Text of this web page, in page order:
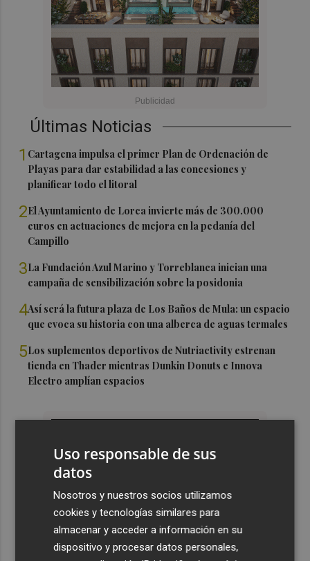
Últimas Noticias
1 Cartagena impulsa el primer Plan de Ordenación de
Playas para dar estabilidad a las concesiones y
planificar todo el litoral
2El Ayuntamiento de Lorca invierte más de 300.000
euros en actuaciones de mejora en la pedanía del
Campillo
3La Fundación Azul Marino y Torreblanca inician una
campaña de sensibilización sobre la posidonia
4Así será la futura plaza de Los Baños de Mula: un espacio
que evoca su historia con una alberca de aguas termales
5Los suplementos deportivos de Nutriactivity estrenan
tienda en Thader mientras Dunkin Donuts e Innova
Electro amplían espacios
Uso responsable de sus
datos
Nosotros y nuestros socios utilizamos
cookies y tecnologías similares para
almacenar y acceder a información en su
dispositivo y procesar datos personales,